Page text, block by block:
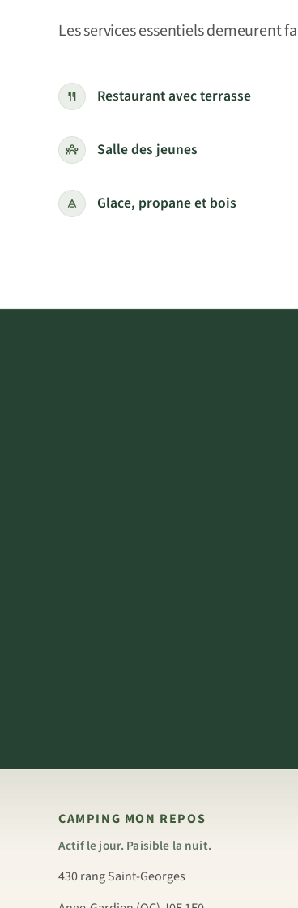
Les services essentiels demeurent
Restaurant avec terrasse
Salle des jeunes
Glace, propane et bois
CAMPING MON REPOS
Actif le jour. Paisible la nuit.
430 rang Saint-Georges